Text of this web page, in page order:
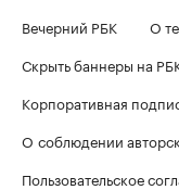
Вечерний РБК
О
Скрыть баннеры на
Корпоративная
О соблюдении
Пользовательское